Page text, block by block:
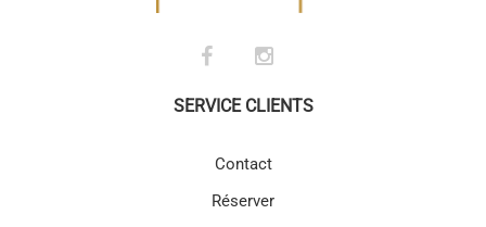
SERVICE CLIENTS
Contact
Réserver